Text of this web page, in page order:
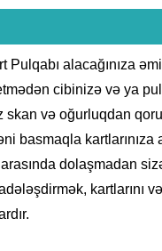
Pulqabı alacağınıza
cibinizə və ya
skan və oğurluqdan
basmaqla
dolaşmadan
kartlarını